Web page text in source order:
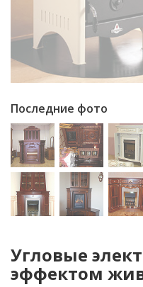
Последние фото
Угловые
эффектом